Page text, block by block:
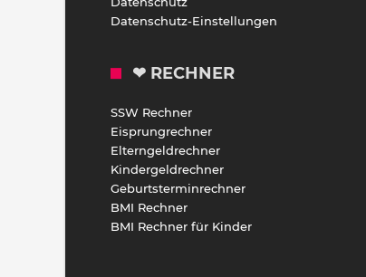
Datenschutz-Einstellungen
❤ RECHNER
SSW Rechner
Eisprungrechner
Elterngeldrechner
Kindergeldrechner
Geburtsterminrechner
BMI Rechner
BMI Rechner für Kinder